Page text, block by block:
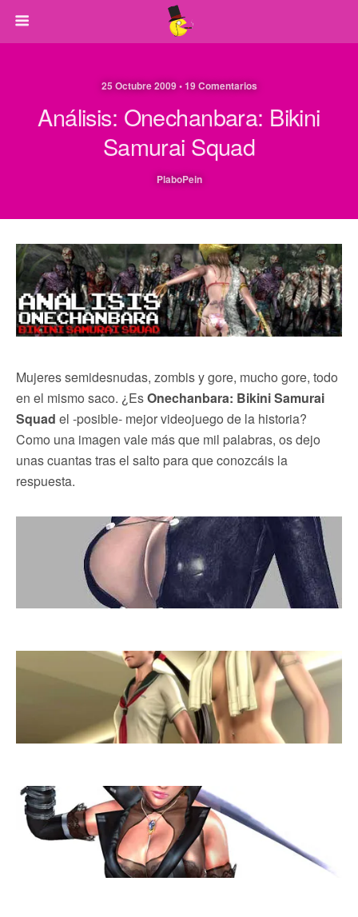
25 Octubre 2009 • 19 Comentarios
Análisis: Onechanbara: Bikini
Samurai Squad
PlaboPein
Mujeres semidesnudas, zombis y gore, mucho gore, todo
en el mismo saco. ¿EsOnechanbara: Bikini Samurai
Squad el -posible- mejor videojuego de la historia?
Como una imagen vale más que mil palabras, os dejo
unas cuantas tras el salto para que conozcáis la
respuesta.